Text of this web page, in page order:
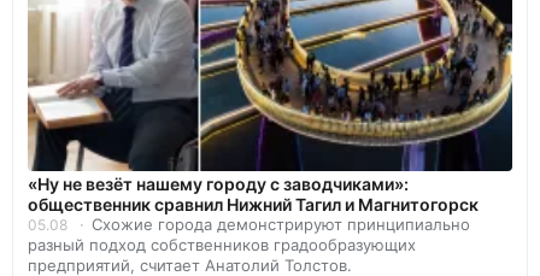
«Ну не везёт нашему городу с заводчиками»:
общественник сравнил Нижний Тагил и Магнитогорск
05.08
Схожие города демонстрируют принципиально
разный подход собственников градообразующих
предприятий, считает Анатолий Толстов.